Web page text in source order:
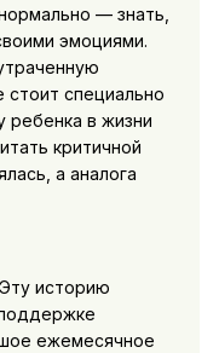
— знать,
эмоциями.
стоит специально
ребенка в жизни
критичной
а аналога
историю
ежемесячное